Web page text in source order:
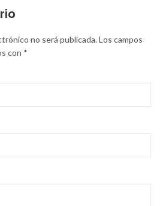
no será publicada.Los campos
con *